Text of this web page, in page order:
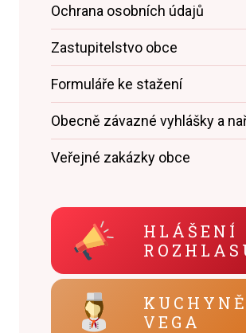
Ochrana osobních údajů
Zastupitelstvo obce
Formuláře ke stažení
Obecně závazné vyhlášky a
Veřejné zakázky obce
HLÁŠENÍ
KUCHYNĚ
VEGA